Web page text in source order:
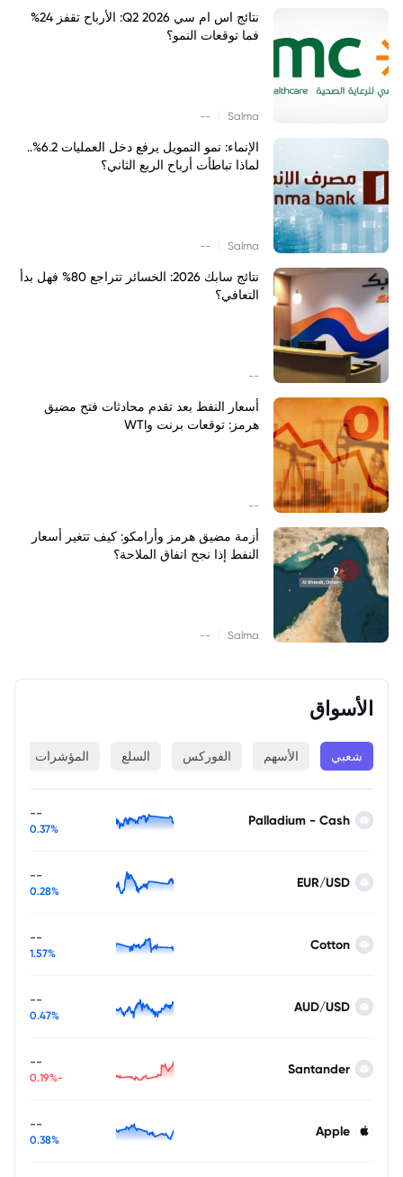
نتائج اس ام سي Q2 2026: الأرباح تقفز 24%
فما توقعات النمو؟
Salma
--
الإنماء: نمو التمويل يرفع دخل العمليات 6.2%..
لماذا تباطأت أرباح الربع الثاني؟
Salma
--
نتائج سابك 2026: الخسائر تتراجع 80% فهل بدأ
التعافي؟
--
أسعار النفط بعد تقدم محادثات فتح مضيق
هرمز: توقعات برنت وWTI
--
أزمة مضيق هرمز وأرامكو: كيف تتغير أسعار
النفط إذا نجح اتفاق الملاحة؟
Salma
--
الأسواق
شعبي الأسهم الفوركس السلع المؤشرات
Palladium - Cash
--
0.37%
EUR/USD
--
0.28%
Cotton
--
1.57%
AUD/USD
--
0.47%
Santander
--
-0.19%
Apple
--
0.38%